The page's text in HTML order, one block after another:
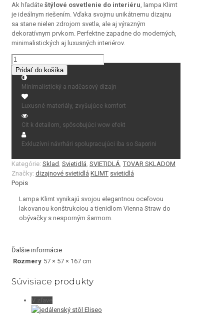
Ak hľadáte štýlové osvetlenie do interiéru , lampa Klimt
je ideálnym riešením. Vďaka svojmu unikátnemu dizajnu
sa stane nielen zdrojom svetla, ale aj výrazným
dekoratívnym prvkom. Perfektne zapadne do moderných,
minimalistických aj luxusných interiérov.
množstvo
KLIMT
Pridať do košíka
Minimalistický a nadčasový dizajn
Luxusné materiály, zvyšujúce komfort
Cit k detailom, spôsobujúci wow efekt
Exkluzívni návrhári spolupracujúci iba so Saporini
Kategórie: Sklad Svietidlá SVIETIDLÁ ,TOVAR SKLADOM
Značky: dizajnové svietidlá KLIMT svietidlá
Popis
Lampa Klimt vynikajú svojou elegantnou oceľovou
lakovanou konštrukciou a tienidlom Vienna Straw do
obývačky s nesporným šarmom.
Ďalšie informácie
Rozmery 57 × 57 × 167 cm
Súvisiace produkty
V zľave